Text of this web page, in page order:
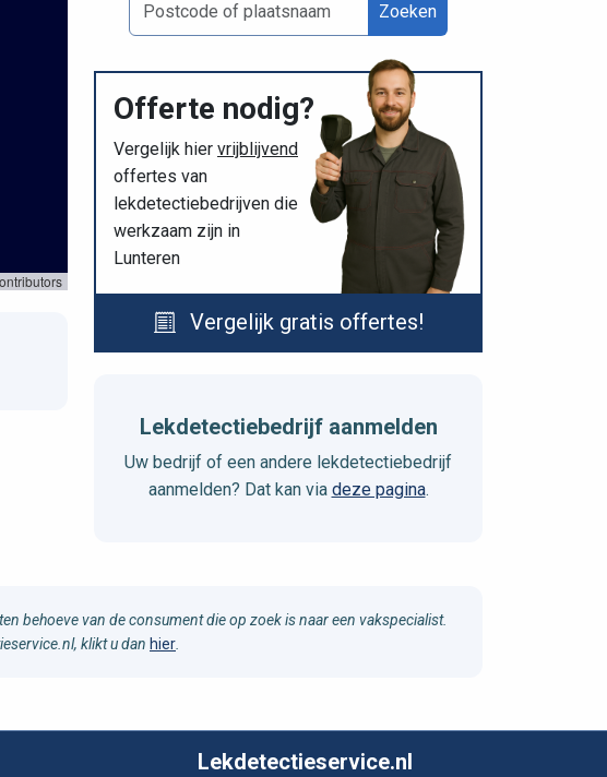
Zoeken
Offerte nodig?
Vergelijk hier vrijblijvend
offertes van
lekdetectiebedrijven die
werkzaam zijn in
Lunteren
Vergelijk gratis offertes!
Lekdetectiebedrijf aanmelden
Uw bedrijf of een andere lekdetectiebedrijf
aanmelden? Dat kan via deze pagina.
behoeve van de consument die op zoek is naar een vakspecialist.
klikt u dan hier
Lekdetectieservice.nl